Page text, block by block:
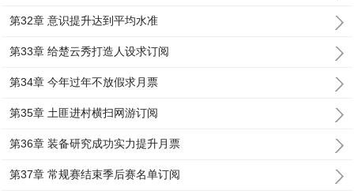
第32章 意识提升达到平均水准
第33章 给楚云秀打造人设求订阅
第34章 今年过年不放假求月票
第35章 土匪进村横扫网游订阅
第36章 装备研究成功实力提升月票
第37章 常规赛结束季后赛名单订阅